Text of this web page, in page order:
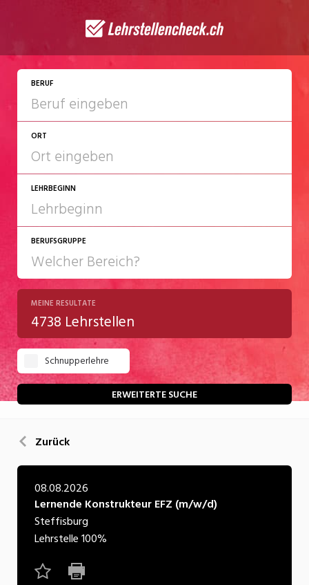
BERUF
ORT
LEHRBEGINN
2027
2028
BERUFSGRUPPE
Chemie/Pharma
Gastgewerbe
Gesundheit/Pflege/Soziales
Handwerk/Technik
Kultur
Natur
Verkehr/Logistik
Wirtschaft/Verwaltung
MEINE RESULTATE
4738 Lehrstellen
Schnupperlehre
ERWEITERTE SUCHE
Zurück
08.08.2026
Lernende Konstrukteur EFZ (m/w/d)
Steffisburg
Lehrstelle100%